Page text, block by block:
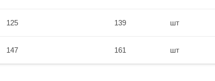
125 139 шт
147 161 шт